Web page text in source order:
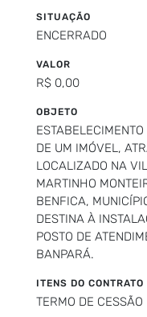
SITUAÇÃO
ENCERRADO
VALOR
R$ 0,00
OBJETO
DE UM IMÓVEL,
LOCALIZADO NA
MARTINHO
BENFICA,
DESTINA À
POSTO DE
BANPARÁ.
ITENS DO CONTRATO
TERMO DE CESSÃO